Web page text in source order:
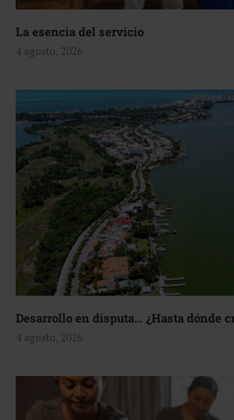
La esencia del servicio
4 agosto, 2026
Desarrollo en disputa… ¿Hasta dónde
4 agosto, 2026